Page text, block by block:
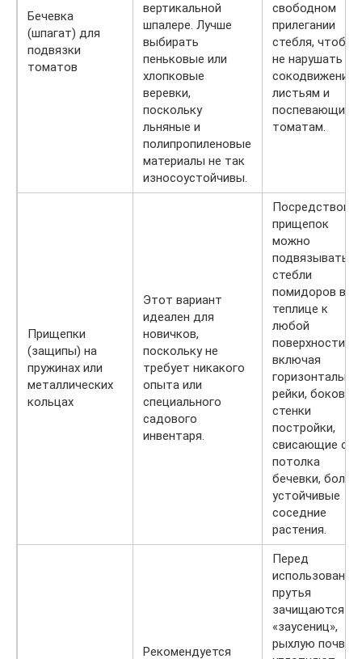
Бечевка
(шпагат) для
подвязки
томатов
вертикальной
шпалере. Лучше
выбирать
пеньковые или
хлопковые
веревки,
поскольку
льняные и
полипропиленовые
материалы не так
износоустойчивы.
свободном
прилегании
стебля, чтобы
не нарушать
сокодвижение
листьям и
поспевающим
томатам.
Прищепки
(защипы) на
пружинах или
металлических
кольцах
Этот вариант
идеален для
новичков,
поскольку не
требует никакого
опыта или
специального
садового
инвентаря.
Посредством
прищепок
можно
подвязывать
стебли
помидоров в
теплице к
любой
поверхности,
включая
рейки, боковые
стенки
постройки,
свисающие с
потолка
бечевки, более
устойчивые
соседние
растения.
Рекомендуется
Перед
прутья
зачищаются от
«заусениц»,
рыхлую почву